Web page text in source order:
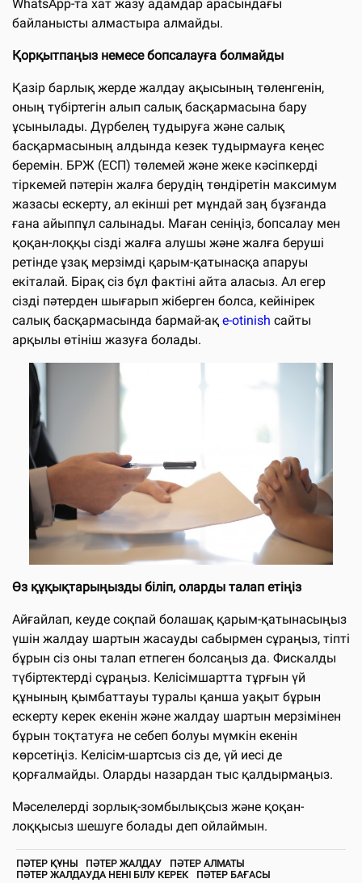
WhatsApp-та хат жазу адамдар арасындағы
байланысты алмастыра алмайды.
Қорқытпаңыз немесе бопсалауға болмайды
Қазір барлық жерде жалдау ақысының төленгенін,
оның түбіртегін алып салық басқармасына бару
ұсынылады. Дүрбелең тудыруға және салық
басқармасының алдында кезек тудырмауға кеңес
беремін. БРЖ (ЕСП) төлемей және жеке кәсіпкерді
тіркемей пәтерін жалға берудің төндіретін максимум
жазасы ескерту, ал екінші рет мұндай заң бұзғанда
ғана айыппұл салынады. Маған сеніңіз, бопсалау мен
қоқан-лоққы сізді жалға алушы және жалға беруші
ретінде ұзақ мерзімді қарым-қатынасқа апаруы
екіталай. Бірақ сіз бұл фактіні айта аласыз. Ал егер
сізді пәтерден шығарып жіберген болса, кейінірек
салық басқармасында бармай-ақ e-otinish сайты
арқылы өтініш жазуға болады.
Өз құқықтарыңызды біліп, оларды талап етіңіз
Айғайлап, кеуде соқпай болашақ қарым-қатынасыңыз
үшін жалдау шартын жасауды сабырмен сұраңыз, тіпті
бұрын сіз оны талап етпеген болсаңыз да. Фискалды
түбіртектерді сұраңыз. Келісімшартта тұрғын үй
құнының қымбаттауы туралы қанша уақыт бұрын
ескерту керек екенін және жалдау шартын мерзімінен
бұрын тоқтатуға не себеп болуы мүмкін екенін
көрсетіңіз. Келісім-шартсыз сіз де, үй иесі де
қорғалмайды. Оларды назардан тыс қалдырмаңыз.
Мәселелерді зорлық-зомбылықсыз және қоқан-
лоққысыз шешуге болады деп ойлаймын.
ПӘТЕР ҚҰНЫ ПӘТЕР ЖАЛДАУ
ПӘТЕР АЛМАТЫ
ПӘТЕР ЖАЛДАУДА НЕНІ БІЛУ КЕРЕК
ПӘТЕР БАҒАСЫ